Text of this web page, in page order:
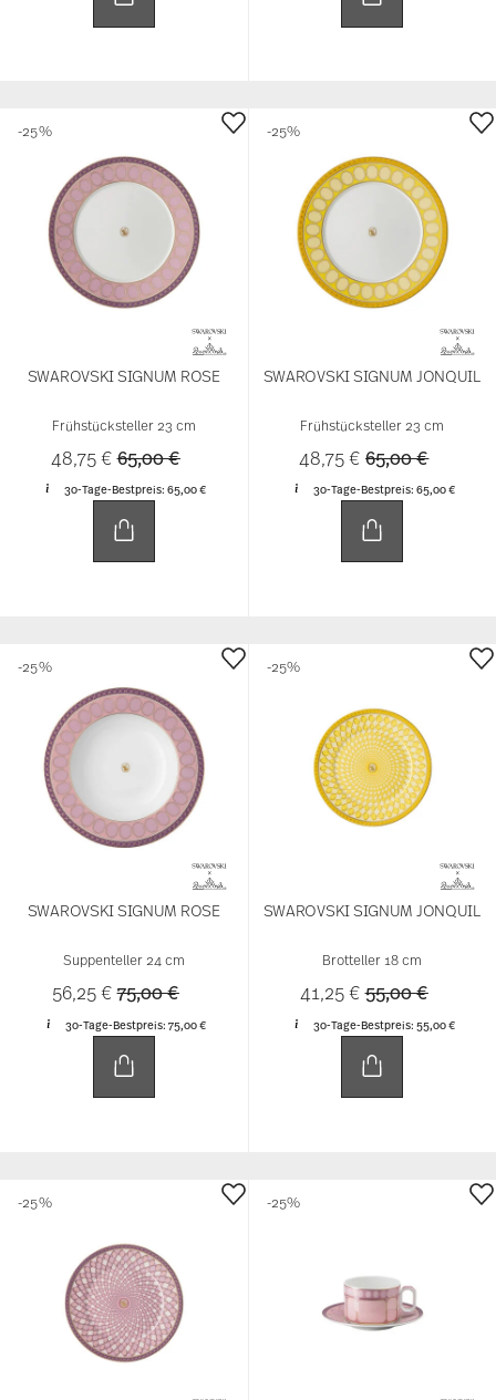
SWAROVSKI SIGNUM ROSE
Frühstücksteller 23 cm
48,75 €Price reduced from
65,00 €to
30-Tage-Bestpreis:65,00 €
-25%
SWAROVSKI SIGNUM JONQUIL
Frühstücksteller 23 cm
48,75 €Price reduced
65,00 €to
30-Tage-Bestpreis: 65,00 €
-25%
SWAROVSKI SIGNUM ROSE
Suppenteller 24 cm
56,25 €Price reduced from
75,00 €to
30-Tage-Bestpreis: 75,00 €
-25%
SWAROVSKI SIGNUM JONQUIL
Brotteller 18 cm
41,25 €Price reduced
55,00 €to
30-Tage-Bestpreis: 55,00 €
-25%
-25% -25%